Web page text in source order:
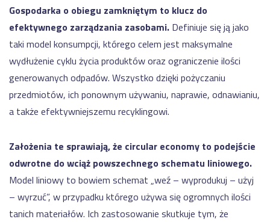
EtyFlex
TT
Plast
Gospodarka o obiegu zamkniętym to klucz do
efektywnego zarządzania zasobami. Definiuje się ją jako
taki model konsumpcji, którego celem jest maksymalne
wydłużenie cyklu życia produktów oraz ograniczenie ilości
generowanych odpadów. Wszystko dzięki pożyczaniu
przedmiotów, ich ponownym używaniu, naprawie, odnawianiu,
a także efektywniejszemu recyklingowi.
Założenia te sprawiają, że circular economy to podejście
odwrotne do wciąż powszechnego schematu liniowego.
Model liniowy to bowiem schemat „weź – wyprodukuj – użyj
– wyrzuć”, w przypadku którego używa się ogromnych ilości
tanich materiałów. Ich zastosowanie skutkuje tym, że